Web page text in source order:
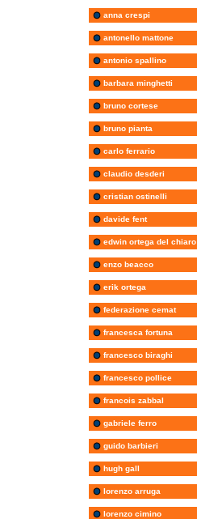
anna crespi
antonello mattone
antonio spallino
barbara minghetti
bruno cortese
bruno pianta
carlo ferrario
claudio desderi
cristian ostinelli
davide fent
edwin ortega del chiaro
enzo beacco
erik ortega
federazione cemat
francesca fortuna
francesco biraghi
francesco pollice
francois zabbal
gabriele ferro
guido barbieri
hugh gall
lorenzo arruga
lorenzo cimino